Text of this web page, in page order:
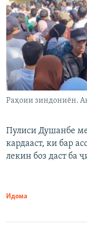
Раҳоии зиндониён.
Пулиси Душанбе
кардааст, ки бар
лекин боз даст ба
Идома